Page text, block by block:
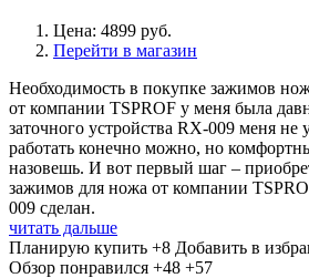
Цена: 4899 руб.
Перейти в магазин
Необходимость в покупке зажимов
от компании TSPROF у меня была
заточного устройства RX-009 меня не
работать конечно можно, но
назовешь. И вот первый шаг –
зажимов для ножа от компании
009 сделан.
читать дальше
Планирую купить +8 Добавить в
Обзор понравился +48 +57